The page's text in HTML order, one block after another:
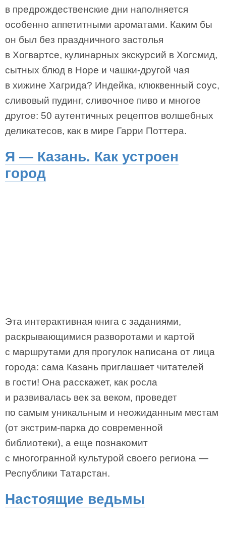
в предрождественские дни наполняется
особенно аппетитными ароматами. Каким бы
он был без праздничного застолья
в Хогвартсе, кулинарных экскурсий в Хогсмид,
сытных блюд в Норе и чашки-другой чая
в хижине Хагрида? Индейка, клюквенный соус,
сливовый пудинг, сливочное пиво и многое
другое: 50 аутентичных рецептов волшебных
деликатесов, как в мире Гарри Поттера.
Я — Казань. Как устроен
город
Эта интерактивная книга с заданиями,
раскрывающимися разворотами и картой
с маршрутами для прогулок написана от лица
города: сама Казань приглашает читателей
в гости! Она расскажет, как росла
и развивалась век за веком, проведет
по самым уникальным и неожиданным местам
(от экстрим-парка до современной
библиотеки), а еще познакомит
с многогранной культурой своего региона —
Республики Татарстан.
Настоящие ведьмы